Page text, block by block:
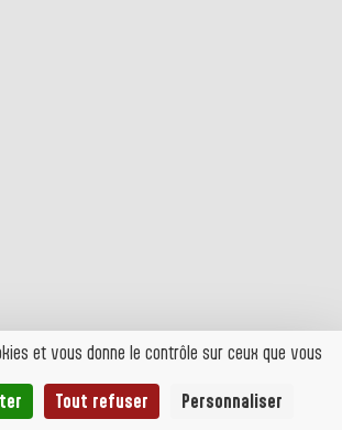
et vous donne le contrôle sur ceux que vous
Tout refuser Personnaliser